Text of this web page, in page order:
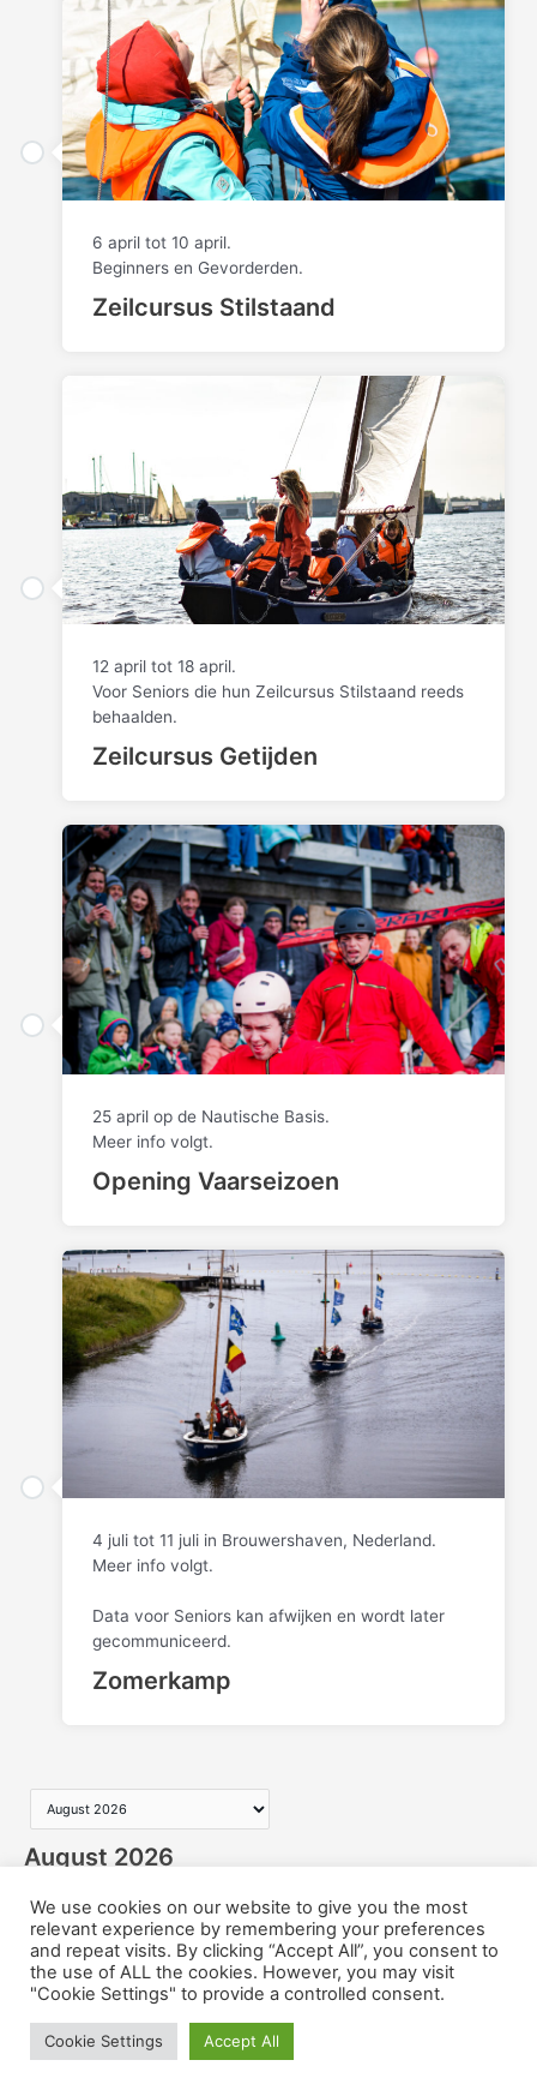
6 april tot 10 april.
Beginners en Gevorderden.
Zeilcursus Stilstaand
12 april tot 18 april.
Voor Seniors die hun Zeilcursus Stilstaand reeds
behaalden.
Zeilcursus Getijden
25 april op de Nautische Basis.
Meer info volgt.
Opening Vaarseizoen
4 juli tot 11 juli in Brouwershaven, Nederland.
Meer info volgt.
Data voor Seniors kan afwijken en wordt later
gecommuniceerd.
Zomerkamp
August 2026
No additional events this month.
/time
Copyright © 2026 De Boekaniers
Privacy verklaring
We use cookies on our website to give you the most
relevant experience by remembering your preferences
and repeat visits. By clicking “Accept All”, you consent to
the use of ALL the cookies. However, you may visit
"Cookie Settings" to provide a controlled consent.
Cookie Settings Accept All